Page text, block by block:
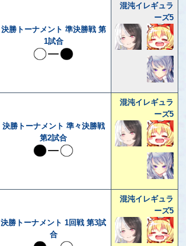
決勝トーナメント 準決勝戦 第
1試合
混沌イレギュラ
ーズ5
決勝トーナメント 準々決勝戦
第2試合
混沌イレギュラ
ーズ5
決勝トーナメント 1回戦 第3試
合
混沌イレギュラ
ーズ5